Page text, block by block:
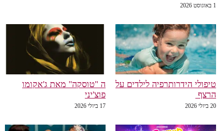
1 באוגוסט 2026
טיפולי הידרותרפיה לילדים על
הרצף
20 ביולי 2026
ה "טוסקה" מאת ג'אקומו
פוצ'יני
17 ביולי 2026